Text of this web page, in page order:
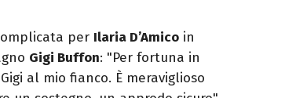
per Ilaria D’Amico in
Gigi Buffon: "Per fortuna in
al mio fianco. È meraviglioso